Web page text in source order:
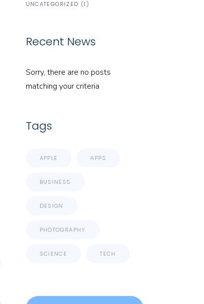
UNCATEGORIZED (1)
Recent News
Sorry, there are no posts
matching your criteria
Tags
APPLE APPS
BUSINESS
DESIGN
PHOTOGRAPHY
SCIENCE TECH